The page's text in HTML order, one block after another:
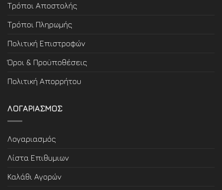
Τρόποι Αποστολής
Τρόποι Πληρωμής
Πολιτική Επιστροφών
Όροι & Προϋποθέσεις
Πολιτική Απορρήτου
ΛΟΓΑΡΙΑΣΜΟΣ
Λογαριασμός
Λίστα Επιθυμιων
Καλάθι Αγορών